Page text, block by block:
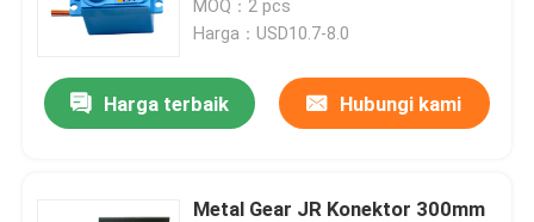
MOQ：2 pcs
Harga：USD10.7-8.0
Harga terbaik Hubungi kami
Metal Gear JR Konektor 300mm